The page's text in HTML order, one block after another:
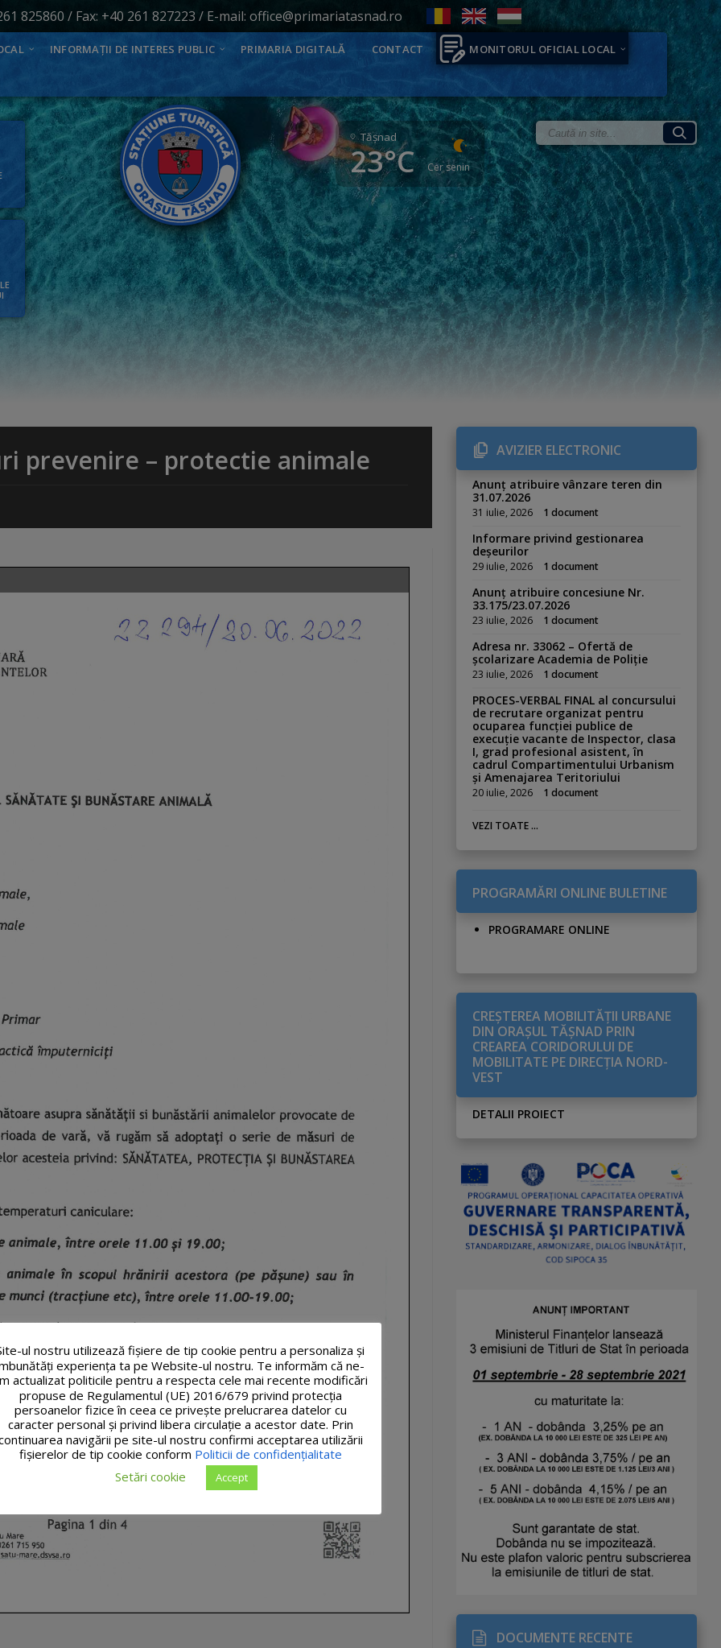
825860 / Fax: +40 261 827223 / E-mail: office@primariatasnad.ro
INFORMAȚII DE INTERES PUBLIC PRIMARIA DIGITALĂ CONTACT MONITORUL OFICIAL LOCAL
Tăşnad
23°C Cer senin
prevenire – protectie animale AVIZIER ELECTRONIC
Anunț atribuire vânzare teren din
31.07.2026
31 iulie, 2026 1 document
Informare privind gestionarea
deșeurilor
29 iulie, 2026 1 document
Anunț atribuire concesiune Nr.
33.175/23.07.2026
23 iulie, 2026 1 document
Adresa nr. 33062 – Ofertă de
școlarizare Academia de Poliție
23 iulie, 2026 1 document
PROCES-VERBAL FINAL al concursului
de recrutare organizat pentru
ocuparea funcției publice de
execuție vacante de Inspector, clasa
I, grad profesional asistent, în
cadrul Compartimentului Urbanism
și Amenajarea Teritoriului
20 iulie, 2026 1 document
VEZI TOATE ...
PROGRAMĂRI ONLINE BULETINE
PROGRAMARE ONLINE
CREŞTEREA MOBILITĂŢII URBANE
DIN ORAŞUL TĂŞNAD PRIN
CREAREA CORIDORULUI DE
MOBILITATE PE DIRECŢIA NORD-
VEST
DETALII PROIECT
DOCUMENTE RECENTE
ul nostru utilizează fişiere de tip cookie pentru a personaliza și
experiența ta pe Website-ul nostru. Te informăm că ne-
actualizat politicile pentru a respecta cele mai recente modificări
propuse de Regulamentul (UE) 2016/679 privind protecția
persoanelor fizice în ceea ce privește prelucrarea datelor cu
caracter personal și privind libera circulație a acestor date. Prin
navigării pe site-ul nostru confirmi acceptarea utilizării
fişierelor de tip cookie conform Politicii de confidențialitate
Setări cookie
Accept